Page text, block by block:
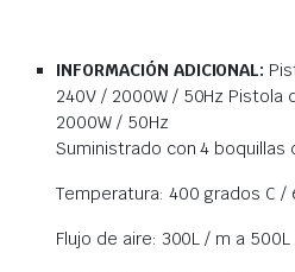
INFORMACIÓN ADICIONAL:
240V / 2000W / 50Hz Pistola
2000W / 50Hz
Suministrado con 4 boquillas
Temperatura: 400 grados C /
Flujo de aire: 300L / m a 500L